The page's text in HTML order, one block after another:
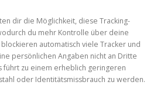
dir die Möglichkeit, diese Tracking-
du mehr Kontrolle über deine
automatisch viele Tracker und
persönlichen Angaben nicht an Dritte
zu einem erheblich geringeren
oder Identitätsmissbrauch zu werden.